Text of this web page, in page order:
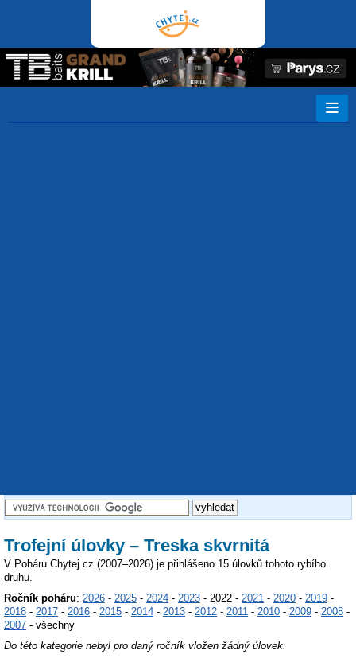
Trofejní úlovky – Treska skvrnitá
V Poháru Chytej.cz (2007–2026) je přihlášeno 15 úlovků tohoto rybího
druhu.
Ročník poháru: 2026 - 2025 - 2024 - 2023 - 2022 - 2021 - 2020 - 2019 -
2018 - 2017 - 2016 - 2015 - 2014 - 2013 - 2012 - 2011 - 2010 - 2009 - 2008 -
2007 - všechny
Do této kategorie nebyl pro daný ročník vložen žádný úlovek.